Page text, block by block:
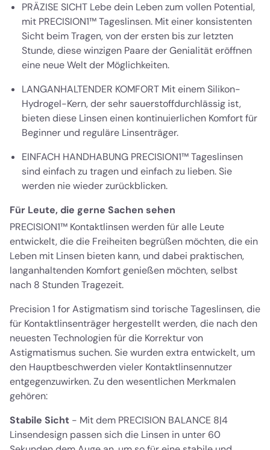
PRÄZISE SICHT Lebe dein Leben zum vollen Potential,
mit PRECISION1™ Tageslinsen. Mit einer konsistenten
Sicht beim Tragen, von der ersten bis zur letzten
Stunde, diese winzigen Paare der Genialität eröffnen
eine neue Welt der Möglichkeiten.
LANGANHALTENDER KOMFORT Mit einem Silikon-
Hydrogel-Kern, der sehr sauerstoffdurchlässig ist,
bieten diese Linsen einen kontinuierlichen Komfort für
Beginner und reguläre Linsenträger.
EINFACH HANDHABUNG PRECISION1™ Tageslinsen
sind einfach zu tragen und einfach zu lieben. Sie
werden nie wieder zurückblicken.
Für Leute, die gerne Sachen sehen
PRECISION1™ Kontaktlinsen werden für alle Leute
entwickelt, die die Freiheiten begrüßen möchten, die ein
Leben mit Linsen bieten kann, und dabei praktischen,
langanhaltenden Komfort genießen möchten, selbst
nach 8 Stunden Tragezeit.
Precision 1 for Astigmatism sind torische Tageslinsen, die
für Kontaktlinsenträger hergestellt werden, die nach den
neuesten Technologien für die Korrektur von
Astigmatismus suchen. Sie wurden extra entwickelt, um
den Hauptbeschwerden vieler Kontaktlinsennutzer
entgegenzuwirken. Zu den wesentlichen Merkmalen
gehören:
Stabile Sicht - Mit dem PRECISION BALANCE 8|4
Linsendesign passen sich die Linsen in unter 60